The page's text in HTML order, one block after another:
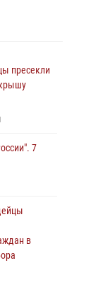
пресекли
7
в